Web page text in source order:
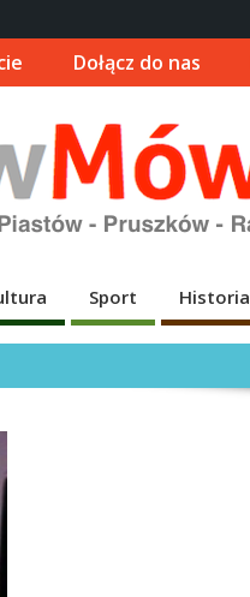
Dołącz do nas
Sport Historia